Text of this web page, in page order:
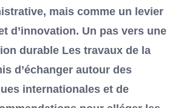
mais comme un levier
d’innovation. Un pas vers une
durable Les travaux de la
d’échanger autour des
internationales et de